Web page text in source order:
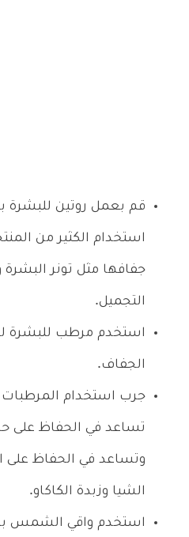
قم بعمل روتين للبشرة
استخدام الكثير من
جفافها مثل تونر
التجميل.
استخدم مرطب للبشرة
الجفاف.
جرب استخدام المرطبات
تساعد في الحفاظ على
وتساعد في الحفاظ على
الشيا وزبدة الكاكاو.
استخدم واقي الشمس